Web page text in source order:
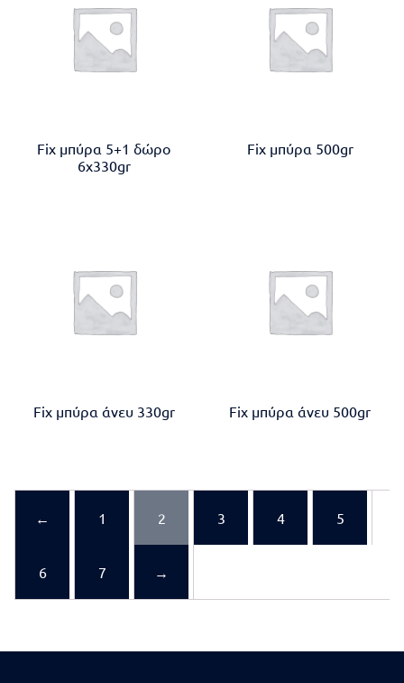
Fix μπύρα 5+1 δώρο
6x330gr
Fix μπύρα 500gr
Fix μπύρα άνευ 330gr Fix μπύρα άνευ 500gr
← 1 2 3 4 5
6 7 →